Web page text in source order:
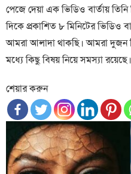
পেজে দেয়া এক ভিডিও বার্তায়
দিকে প্রকাশিত ৮ মিনিটের ভিডিও
আমরা আলাদা থাকছি। আমরা দুজন
মধ্যে কিছু বিষয় নিয়ে সমস্যা
শেয়ার করুন